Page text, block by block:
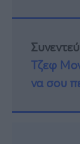
Τζεφ
να σου